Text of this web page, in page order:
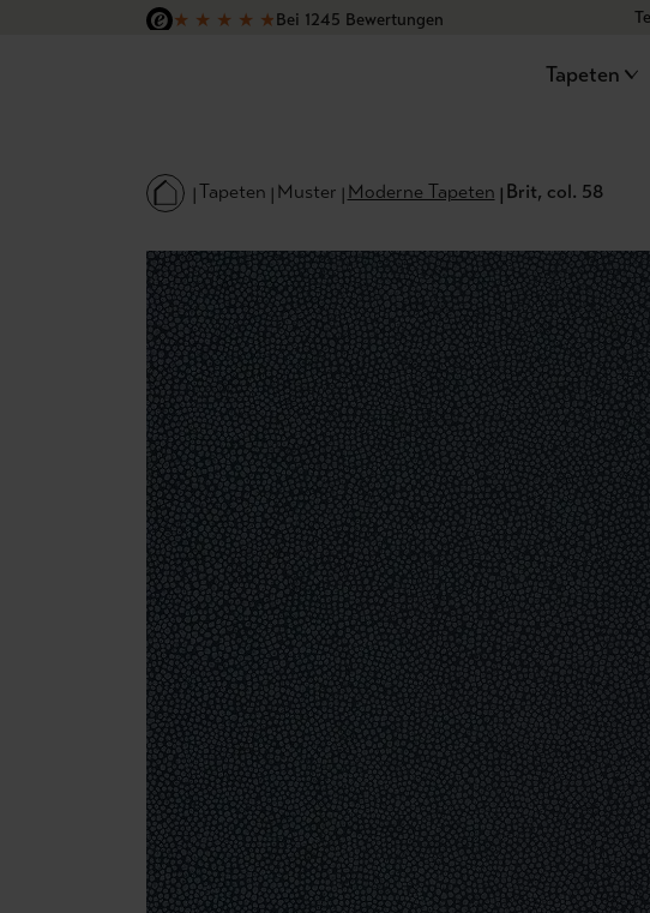
Hauptinhalt springen
Zur Suche springen
Zur Hauptnavigation springen
★ ★ ★ ★ ★Bei 1245 Bewertungen
Tapeten
Tapeten Muster Moderne Tapeten Brit, col. 58